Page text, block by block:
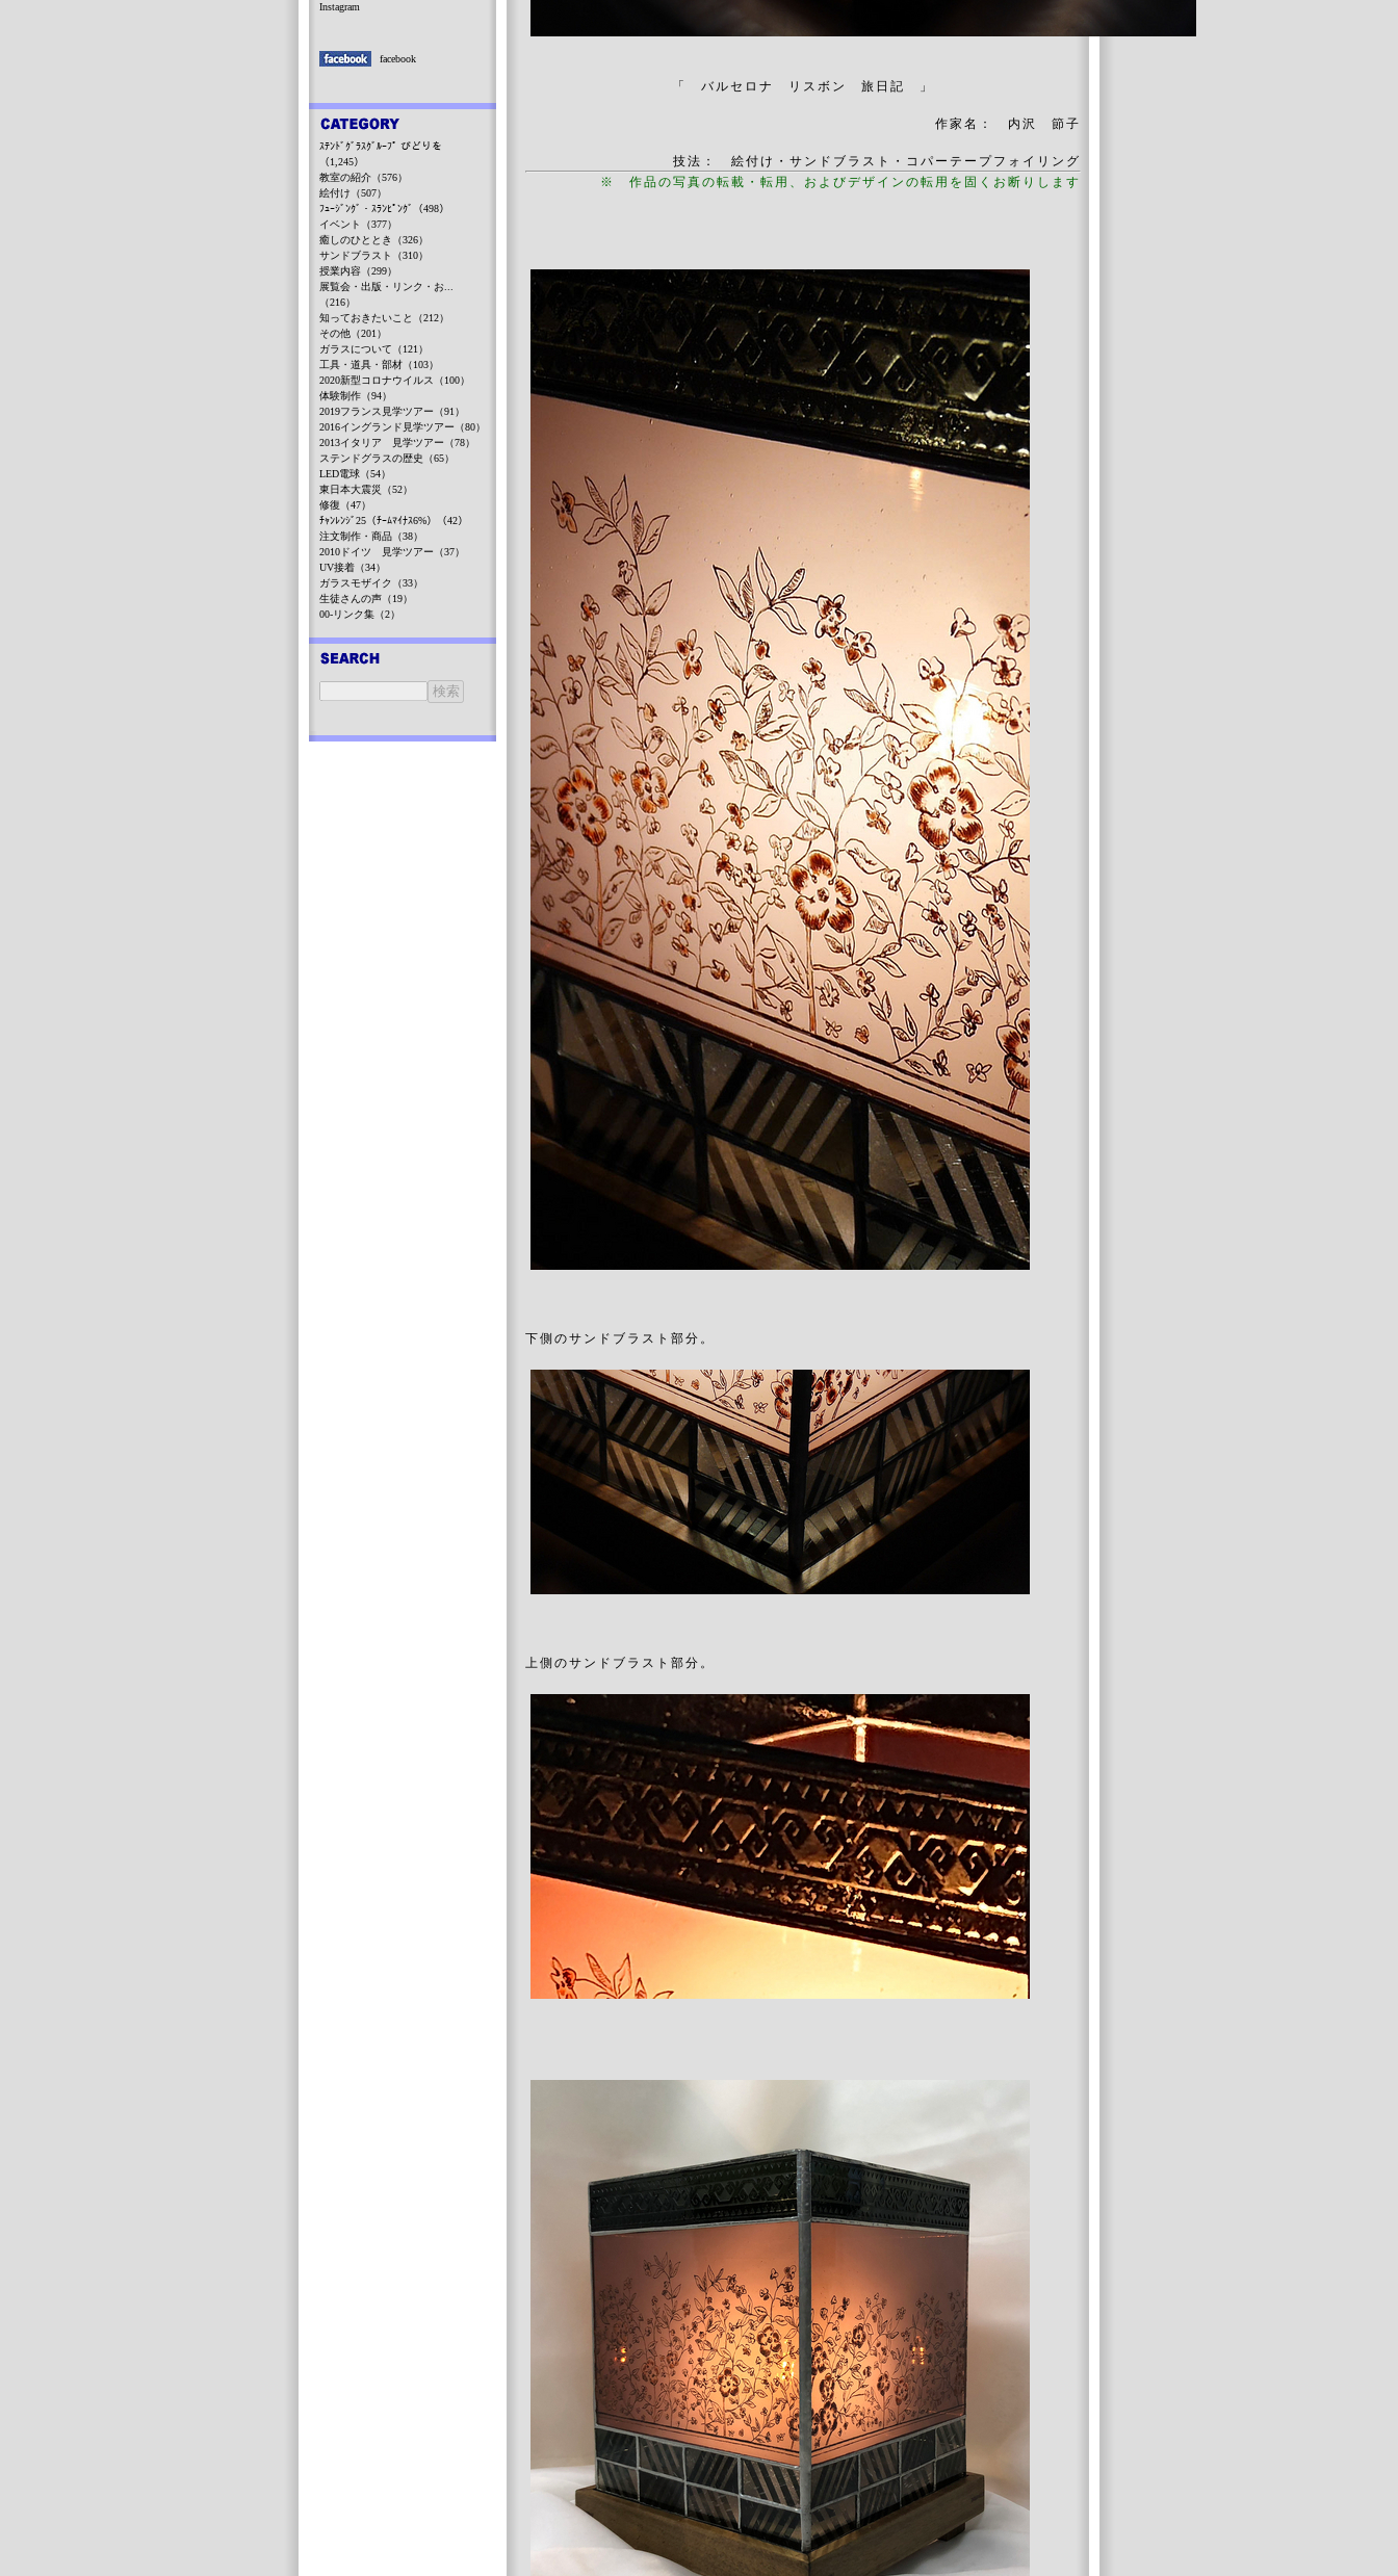
「 バルセロナ リスボン 旅日記 」
作家名： 内沢 節子
技法： 絵付け・サンドブラスト・コパーテープフォイリング
※ 作品の写真の転載・転用、およびデザインの転用を固くお断りします
下側のサンドブラスト部分。
上側のサンドブラスト部分。
Instagram
facebook
ｽﾃﾝﾄﾞｸﾞﾗｽｸﾞﾙｰﾌﾟ びどりを
（1,245）
教室の紹介（576）
絵付け（507）
ﾌｭｰｼﾞﾝｸﾞ・ｽﾗﾝﾋﾟﾝｸﾞ（498）
イベント（377）
癒しのひととき（326）
サンドブラスト（310）
授業内容（299）
展覧会・出版・リンク・お...
（216）
知っておきたいこと（212）
その他（201）
ガラスについて（121）
工具・道具・部材（103）
2020新型コロナウイルス（100）
体験制作（94）
2019フランス見学ツアー（91）
2016イングランド見学ツアー（80）
2013イタリア 見学ツアー（78）
ステンドグラスの歴史（65）
LED電球（54）
東日本大震災（52）
修復（47）
ﾁｬﾝﾚﾝｼﾞ25（ﾁｰﾑﾏｲﾅｽ6%）（42）
注文制作・商品（38）
2010ドイツ 見学ツアー（37）
UV接着（34）
ガラスモザイク（33）
生徒さんの声（19）
00-リンク集（2）